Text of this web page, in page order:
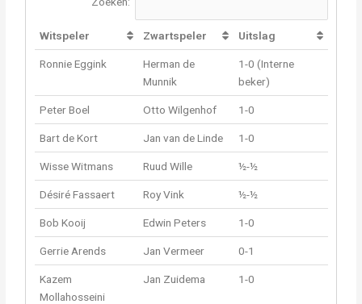
Witspeler Zwartspeler Uitslag
Ronnie Eggink
Herman de
Munnik
1-0 (Interne
beker)
Peter Boel Otto Wilgenhof 1-0
Bart de Kort Jan van de Linde 1-0
Wisse Witmans Ruud Wille ½-½
Désiré Fassaert Roy Vink ½-½
Bob Kooij Edwin Peters 1-0
Gerrie Arends Jan Vermeer 0-1
Kazem
Mollahosseini
Jan Zuidema 1-0